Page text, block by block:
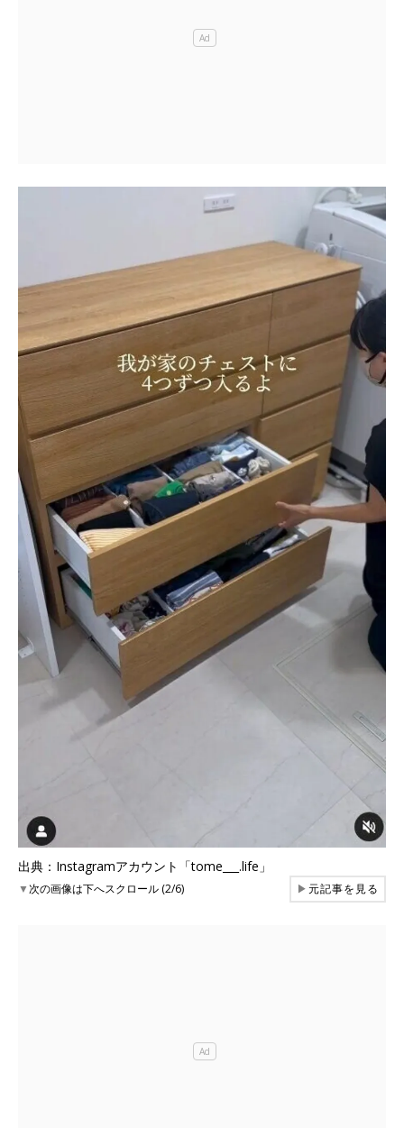
出典：Instagramアカウント「tome___.life」
▼次の画像は下へスクロール (2/6) ▶元記事を見る